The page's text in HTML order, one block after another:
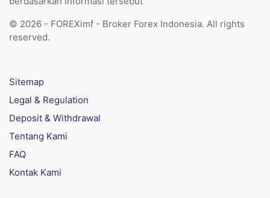
© 2026 - FOREXimf - Broker Forex Indonesia. All rights
reserved.
Sitemap
Legal & Regulation
Deposit & Withdrawal
Tentang Kami
FAQ
Kontak Kami